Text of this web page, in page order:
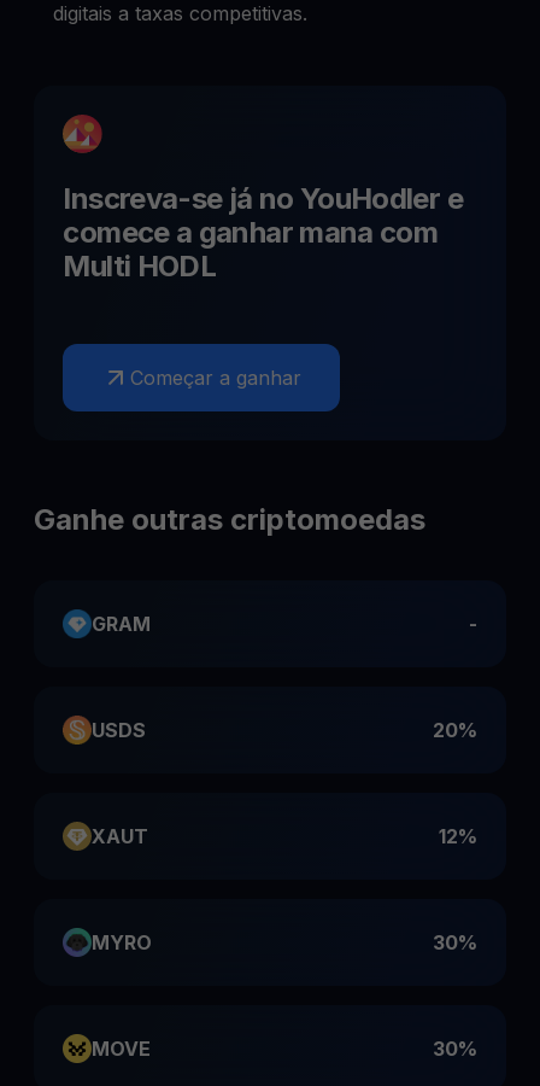
digitais a taxas competitivas.
Inscreva-se já no YouHodler e
comece a ganhar mana com
Multi HODL
Começar a ganhar
Ganhe outras criptomoedas
GRAM -
USDS 20%
XAUT 12%
MYRO 30%
MOVE 30%